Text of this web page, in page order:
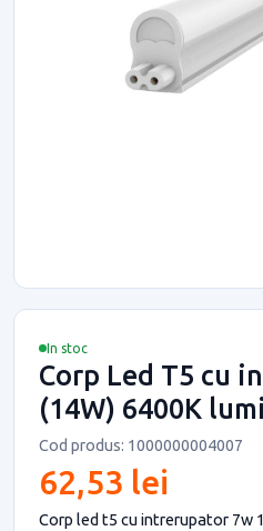
In stoc
Corp Led T5 cu
(14W) 6400K
Cod produs: 1000000004007
62,53 lei
Corp led t5 cu intrerupator 7w